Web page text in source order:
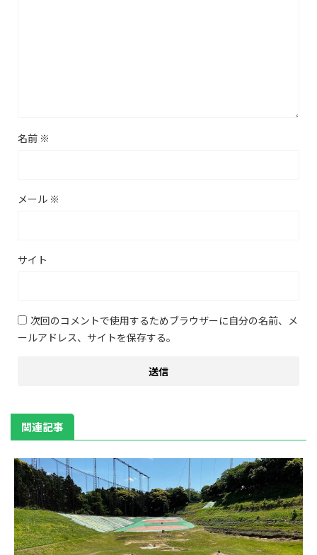
名前 ※
メール ※
サイト
次回のコメントで使用するためブラウザーに自分の名前、メ
ールアドレス、サイトを保存する。
関連記事